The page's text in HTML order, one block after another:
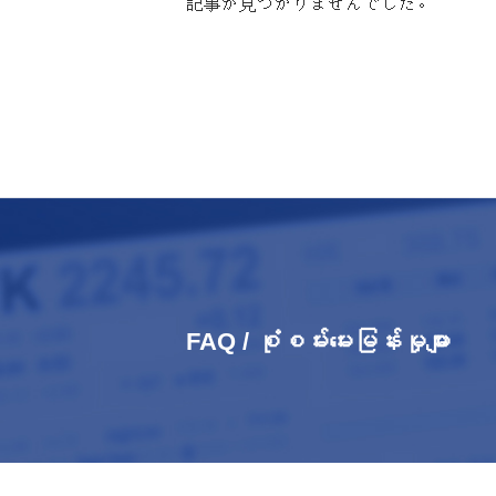
記事が見つかりませんでした。
FAQ / စုံစမ်းမေးမြန်းမှုများ